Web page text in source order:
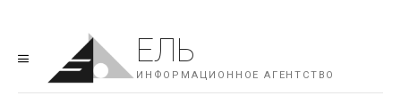
ЕЛЬ
ИНФОРМАЦИОННОЕ АГЕНТСТВО